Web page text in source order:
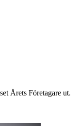
Årets Företagare ut.